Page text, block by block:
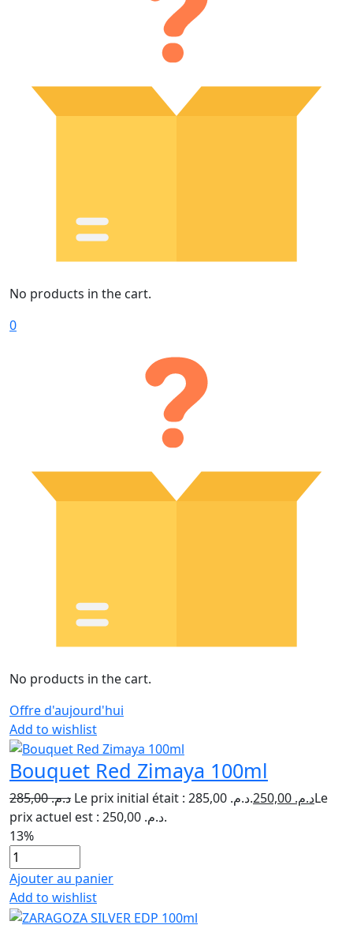
No products in the cart.
0
No products in the cart.
Offre d'aujourd'hui
Add to wishlist
Bouquet Red Zimaya 100ml
د.م.285,00 Le prix initial était : د.م. 285,00. د.م.Le
prix actuel est : د.م. 250,00.
13%
Ajouter au panier
Add to wishlist